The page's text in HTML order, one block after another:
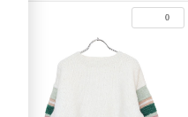
0